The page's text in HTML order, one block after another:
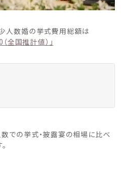
人数婚の挙式費用総額は
全国推計値）」
での挙式・披露宴の相場に比べ